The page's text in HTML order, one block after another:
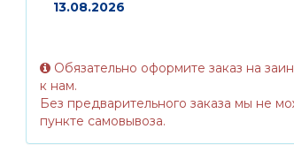
13.08.2026
Обязательно оформите заказ на
к нам.
Без предварительного заказа мы не
пункте самовывоза.